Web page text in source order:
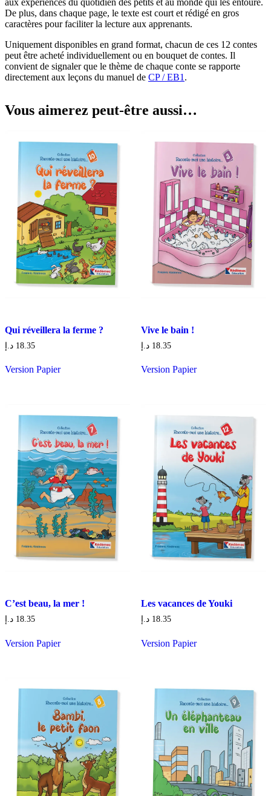
aux expériences du quotidien des petits et au monde qui les entoure.
De plus, dans chaque page, le texte est court et rédigé en gros
caractères pour faciliter la lecture aux apprenants.
Uniquement disponibles en grand format, chacun de ces 12 contes
peut être acheté individuellement ou en bouquet de contes. Il
convient de signaler que le thème de chaque conte se rapporte
directement aux leçons du manuel de CP / EB1 .
Vous aimerez peut-être aussi…
Qui réveillera la ferme ?
18.35 د.إ
Version Papier
Vive le bain !
18.35 د.إ
Version Papier
C’est beau, la mer !
18.35 د.إ
Version Papier
Les vacances de Youki
18.35 د.إ
Version Papier